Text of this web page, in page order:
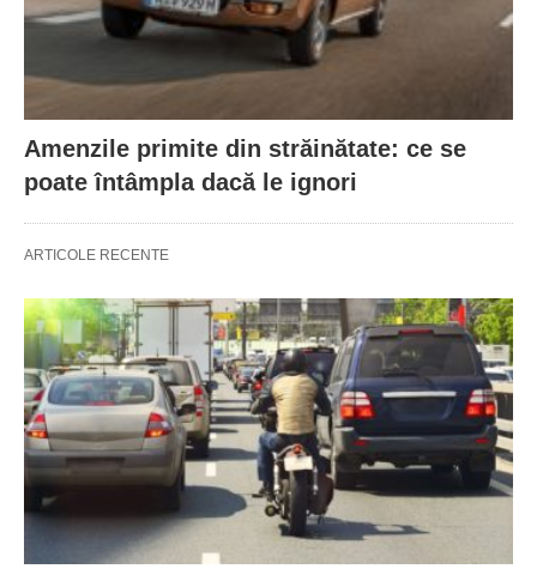
Amenzile primite din străinătate: ce se
poate întâmpla dacă le ignori
ARTICOLE RECENTE